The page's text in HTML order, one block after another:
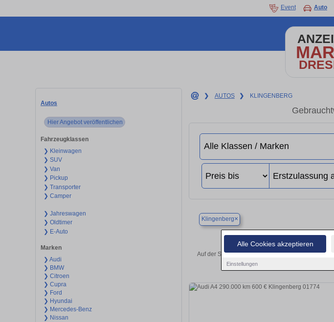
Alle Cookies akzeptieren
Einstellungen
Event Auto
Autos
Hier Angebot veröffentlichen
Fahrzeugklassen
❯ Kleinwagen
❯ SUV
❯ Van
❯ Pickup
❯ Transporter
❯ Camper
❯ Jahreswagen
❯ Oldtimer
❯ E-Auto
Marken
❯ Audi
❯ BMW
❯ Citroen
❯ Cupra
❯ Ford
❯ Hyundai
❯ Mercedes-Benz
❯ Nissan
❯ AUTOS ❯ KLINGENBERG
Klingenberg×
Ihr perfektes
Auf der Suche nach einem Gebrauchtwagen in
Sie Ihr Auto